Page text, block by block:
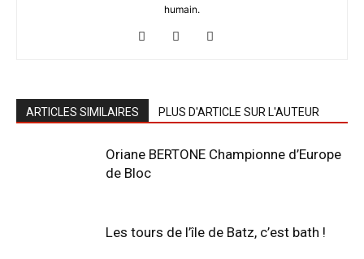
humain.
ARTICLES SIMILAIRES PLUS D'ARTICLE SUR L'AUTEUR
Oriane BERTONE Championne d’Europe
de Bloc
Les tours de l’île de Batz, c’est bath !